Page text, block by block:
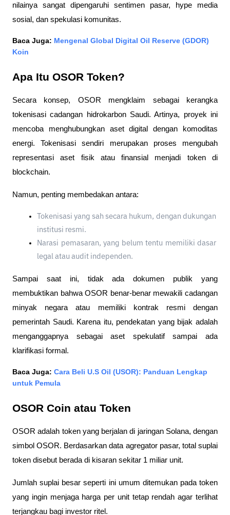
nilainya sangat dipengaruhi sentimen pasar, hype media
sosial, dan spekulasi komunitas.
Baca Juga: Mengenal Global Digital Oil Reserve (GDOR)
Koin
Apa Itu OSOR Token?
Secara konsep, OSOR mengklaim sebagai kerangka
tokenisasi cadangan hidrokarbon Saudi. Artinya, proyek ini
mencoba menghubungkan aset digital dengan komoditas
energi. Tokenisasi sendiri merupakan proses mengubah
representasi aset fisik atau finansial menjadi token di
blockchain.
Namun, penting membedakan antara:
Tokenisasi yang sah secara hukum, dengan dukungan
institusi resmi.
Narasi pemasaran, yang belum tentu memiliki dasar
legal atau audit independen.
Sampai saat ini, tidak ada dokumen publik yang
membuktikan bahwa OSOR benar-benar mewakili cadangan
minyak negara atau memiliki kontrak resmi dengan
pemerintah Saudi. Karena itu, pendekatan yang bijak adalah
menganggapnya sebagai aset spekulatif sampai ada
klarifikasi formal.
Baca Juga: Cara Beli U.S Oil (USOR): Panduan Lengkap
untuk Pemula
OSOR Coin atau Token
OSOR adalah token yang berjalan di jaringan Solana, dengan
simbol OSOR. Berdasarkan data agregator pasar, total suplai
token disebut berada di kisaran sekitar 1 miliar unit.
Jumlah suplai besar seperti ini umum ditemukan pada token
yang ingin menjaga harga per unit tetap rendah agar terlihat
terjangkau bagi investor ritel.